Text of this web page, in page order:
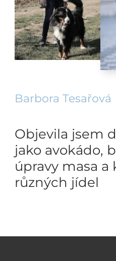
Barbora Tesařová
Objevila jsem
jako avokádo,
úpravy masa
různých jídel